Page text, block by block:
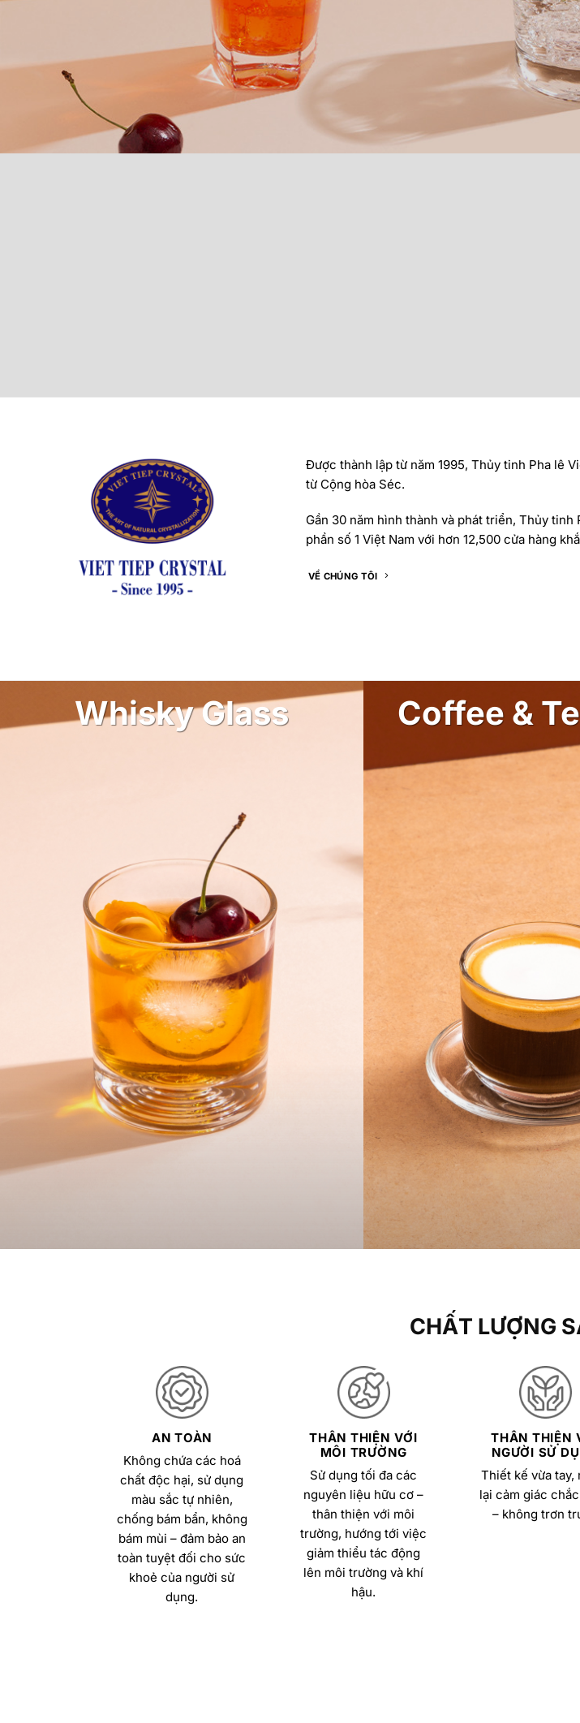
Được thành lập từ năm 1995, Thủy tinh Pha lê
từ Cộng hòa Séc.
Gần 30 năm hình thành và phát triển, Thủy
phần số 1 Việt Nam với hơn 12,500 cửa hàng
VỀ CHÚNG TÔI
Whisky Glass Coffee &
CHẤT LƯỢNG
AN TOÀN
Không chứa các hoá
chất độc hại, sử dụng
màu sắc tự nhiên,
chống bám bẩn, không
bám mùi – đảm bảo an
toàn tuyệt đối cho sức
khoẻ của người sử
dụng.
THÂN THIỆN VỚI
MÔI TRƯỜNG
Sử dụng tối đa các
nguyên liệu hữu cơ –
thân thiện với môi
trường, hướng tới việc
giảm thiểu tác động
lên môi trường và khí
hậu.
THÂN THIỆN
NGƯỜI SỬ
Thiết kế vừa tay,
lại cảm giác
– không trơn